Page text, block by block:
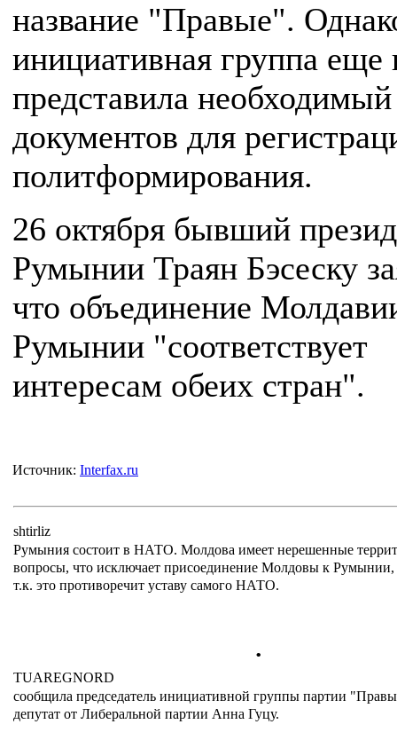
название "Правые".
инициативная группа еще
представила необходимый
документов для
политформирования.
26 октября бывший
Румынии Траян Бэсеску
что объединение
Румынии "соответствует
интересам обеих стран".
Источник: Interfax.ru
shtirliz
Румыния состоит в НАТО. Молдова имеет нерешенные
вопросы, что исключает присоединение Молдовы к
т.к. это противоречит уставу самого НАТО.
.
TUAREGNORD
сообщила председатель инициативной группы партии
депутат от Либеральной партии Анна Гуцу.